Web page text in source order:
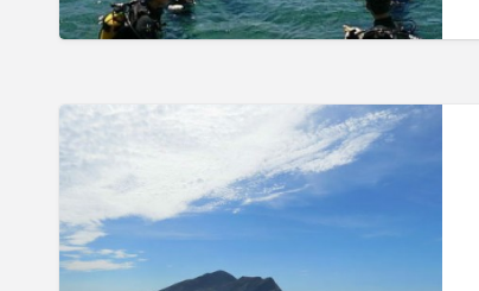
推
薦
車
旅
場
接
台
灣
類
包
車